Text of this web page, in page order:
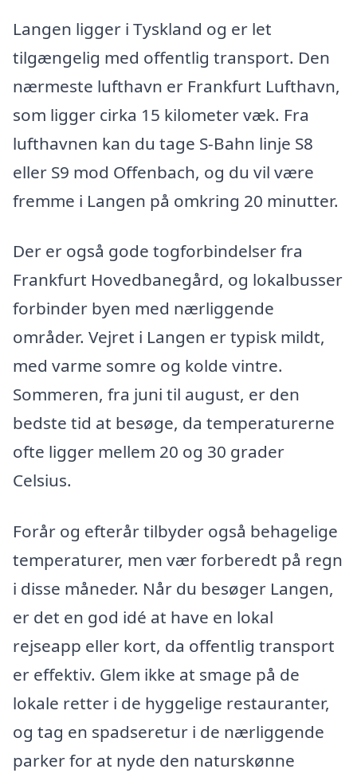
Langen ligger i Tyskland og er let
tilgængelig med offentlig transport. Den
nærmeste lufthavn er Frankfurt Lufthavn,
som ligger cirka 15 kilometer væk. Fra
lufthavnen kan du tage S-Bahn linje S8
eller S9 mod Offenbach, og du vil være
fremme i Langen på omkring 20 minutter.
Der er også gode togforbindelser fra
Frankfurt Hovedbanegård, og lokalbusser
forbinder byen med nærliggende
områder. Vejret i Langen er typisk mildt,
med varme somre og kolde vintre.
Sommeren, fra juni til august, er den
bedste tid at besøge, da temperaturerne
ofte ligger mellem 20 og 30 grader
Celsius.
Forår og efterår tilbyder også behagelige
temperaturer, men vær forberedt på regn
i disse måneder. Når du besøger Langen,
er det en god idé at have en lokal
rejseapp eller kort, da offentlig transport
er effektiv. Glem ikke at smage på de
lokale retter i de hyggelige restauranter,
og tag en spadseretur i de nærliggende
parker for at nyde den naturskønne